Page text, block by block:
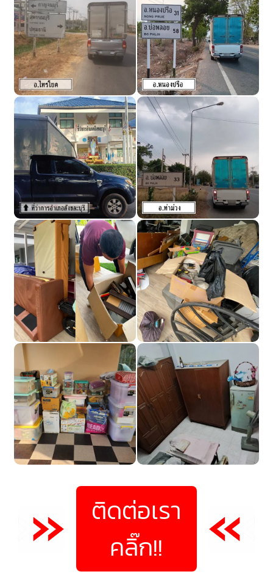
ติดต่อเรา
คลิ๊ก!!